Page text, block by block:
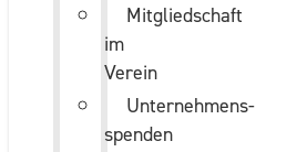
Mitgliedschaft
im
Verein
Unternehmens­
spenden